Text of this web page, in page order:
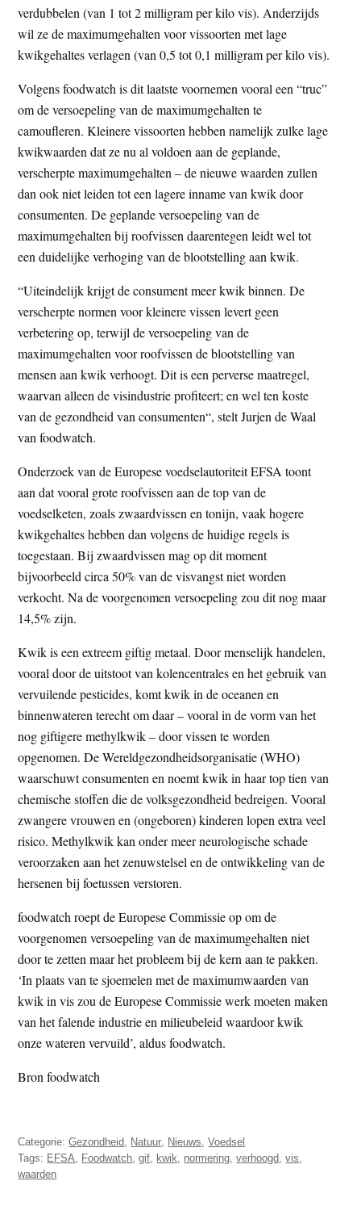
verdubbelen (van 1 tot 2 milligram per kilo vis). Anderzijds
wil ze de maximumgehalten voor vissoorten met lage
kwikgehaltes verlagen (van 0,5 tot 0,1 milligram per kilo vis).
Volgens foodwatch is dit laatste voornemen vooral een “truc”
om de versoepeling van de maximumgehalten te
camoufleren. Kleinere vissoorten hebben namelijk zulke lage
kwikwaarden dat ze nu al voldoen aan de geplande,
verscherpte maximumgehalten – de nieuwe waarden zullen
dan ook niet leiden tot een lagere inname van kwik door
consumenten. De geplande versoepeling van de
maximumgehalten bij roofvissen daarentegen leidt wel tot
een duidelijke verhoging van de blootstelling aan kwik.
“Uiteindelijk krijgt de consument meer kwik binnen. De
verscherpte normen voor kleinere vissen levert geen
verbetering op, terwijl de versoepeling van de
maximumgehalten voor roofvissen de blootstelling van
mensen aan kwik verhoogt. Dit is een perverse maatregel,
waarvan alleen de visindustrie profiteert; en wel ten koste
van de gezondheid van consumenten“, stelt Jurjen de Waal
van foodwatch.
Onderzoek van de Europese voedselautoriteit EFSA toont
aan dat vooral grote roofvissen aan de top van de
voedselketen, zoals zwaardvissen en tonijn, vaak hogere
kwikgehaltes hebben dan volgens de huidige regels is
toegestaan. Bij zwaardvissen mag op dit moment
bijvoorbeeld circa 50% van de visvangst niet worden
verkocht. Na de voorgenomen versoepeling zou dit nog maar
14,5% zijn.
Kwik is een extreem giftig metaal. Door menselijk handelen,
vooral door de uitstoot van kolencentrales en het gebruik van
vervuilende pesticides, komt kwik in de oceanen en
binnenwateren terecht om daar – vooral in de vorm van het
nog giftigere methylkwik – door vissen te worden
opgenomen. De Wereldgezondheidsorganisatie (WHO)
waarschuwt consumenten en noemt kwik in haar top tien van
chemische stoffen die de volksgezondheid bedreigen. Vooral
zwangere vrouwen en (ongeboren) kinderen lopen extra veel
risico. Methylkwik kan onder meer neurologische schade
veroorzaken aan het zenuwstelsel en de ontwikkeling van de
hersenen bij foetussen verstoren.
foodwatch roept de Europese Commissie op om de
voorgenomen versoepeling van de maximumgehalten niet
door te zetten maar het probleem bij de kern aan te pakken.
‘In plaats van te sjoemelen met de maximumwaarden van
kwik in vis zou de Europese Commissie werk moeten maken
van het falende industrie en milieubeleid waardoor kwik
onze wateren vervuild’, aldus foodwatch.
Bron foodwatch
Categorie:Gezondheid Natuur Nieuws ,Voedsel
Tags: EFSA Foodwatch ,gif kwik normering ,verhoogd ,vis
waarden